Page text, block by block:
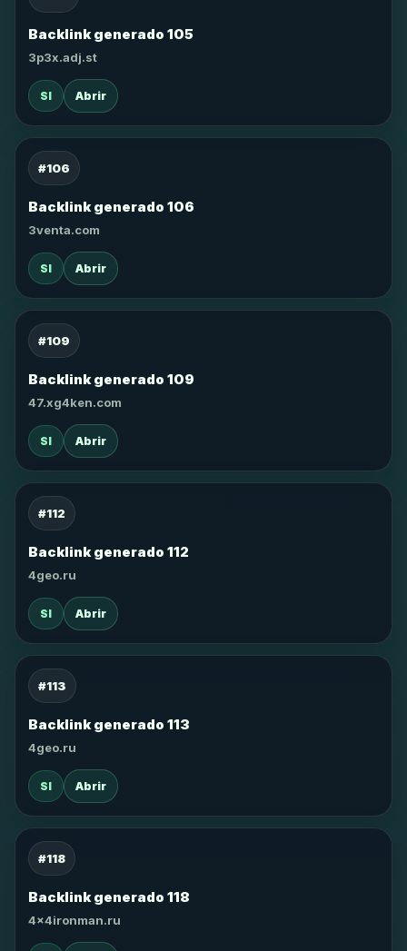
Backlink generado 105
3p3x.adj.st
SI Abrir
#106
Backlink generado 106
3venta.com
SI Abrir
#109
Backlink generado 109
47.xg4ken.com
SI Abrir
#112
Backlink generado 112
4geo.ru
SI Abrir
#113
Backlink generado 113
4geo.ru
SI Abrir
#118
Backlink generado 118
4x4ironman.ru